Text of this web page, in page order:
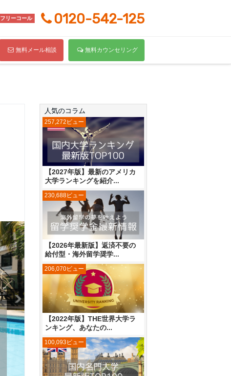
フリーコール 0120-542-125
無料メール相談 無料カウンセリング
人気のコラム
【2027年版】最新のアメリカ
大学ランキングを紹介...
257,272ビュー
【2026年最新版】返済不要の
給付型・海外留学奨学...
230,688ビュー
【2022年版】THE世界大学ラ
ンキング、あなたの...
206,070ビュー
100,093ビュー